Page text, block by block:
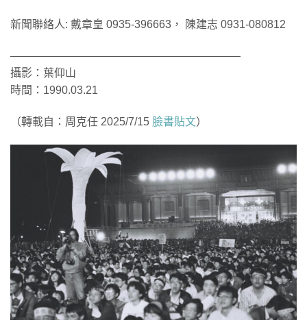
新聞聯絡人: 戴章皇 0935-396663， 陳建志 0931-080812
—————————————————————
攝影：葉仰山
時間：1990.03.21
（轉載自：周克任 2025/7/15 臉書貼文）